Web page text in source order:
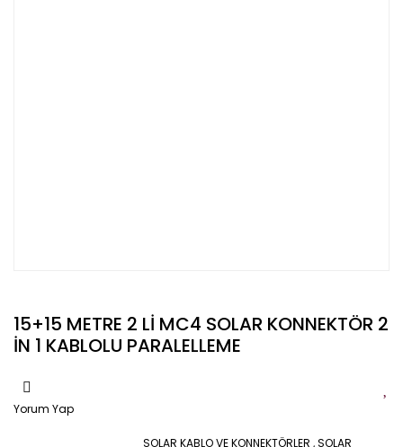
15+15 METRE 2 Lİ MC4 SOLAR KONNEKTÖR 2
İN 1 KABLOLU PARALELLEME
Yorum Yap
SOLAR KABLO VE KONNEKTÖRLER ,SOLAR